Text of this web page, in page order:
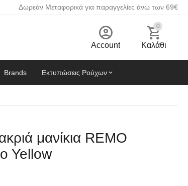
Δωρεάν Μεταφορικά για παραγγελίες άνω των 69€
Account
0
Καλάθι
Brands Εκτυπώσεις Ρούχων
μανίκια REMO
Yellow